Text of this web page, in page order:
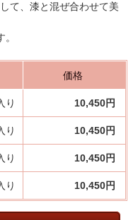
て、漆と混ぜ合わせて美
価格
り 10,450円
り 10,450円
り 10,450円
り 10,450円